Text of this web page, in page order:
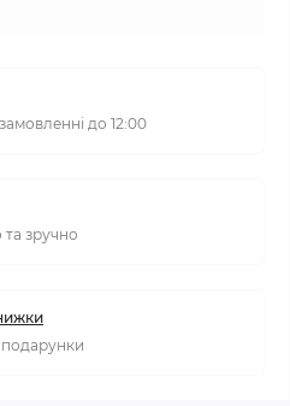
до 12:00
зручно